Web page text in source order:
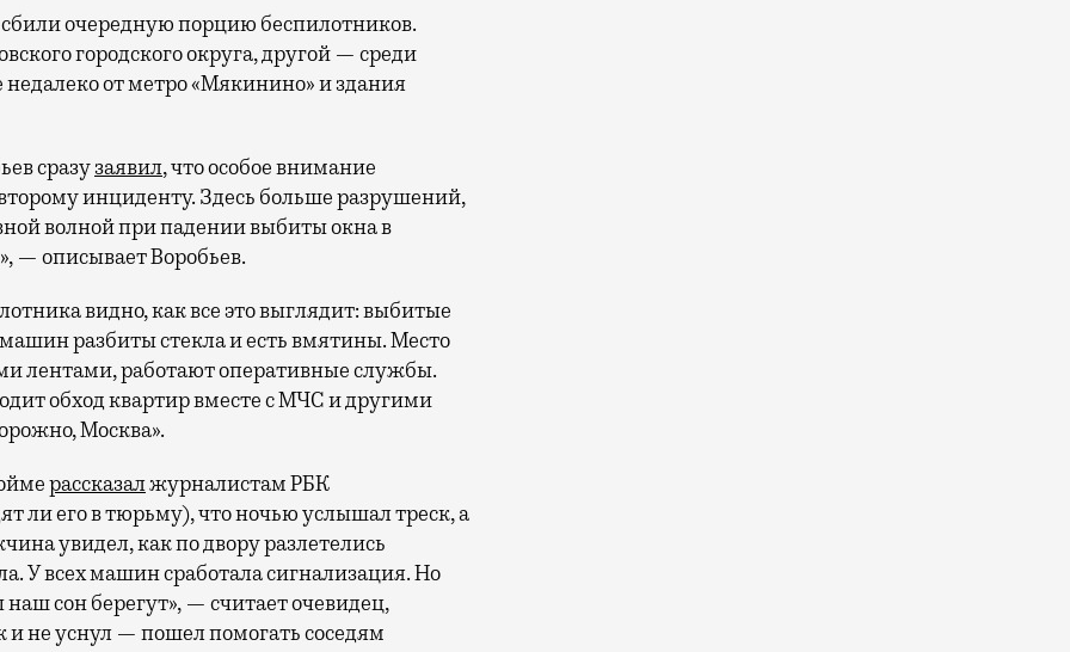
городского округа, другой — среди
от метро «Мякинино» и здания
сразузаявил, что особое внимание
инциденту. Здесь больше разрушений,
волной при падении выбиты окна в
— описывает Воробьев.
видно, как все это выглядит: выбитые
разбиты стекла и есть вмятины. Место
лентами, работают оперативные службы.
обход квартир вместе с МЧС и другими
Москва».
рассказалжурналистам РБК
ли его в тюрьму), что ночью услышал треск, а
увидел, как по двору разлетелись
У всех машин сработала сигнализация. Но
сон берегут», — считает очевидец,
и не уснул — пошел помогать соседям